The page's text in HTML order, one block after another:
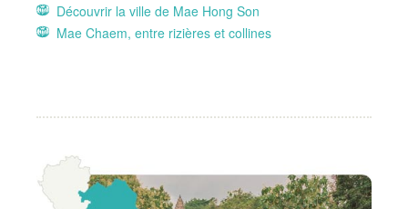
Découvrir la ville de Mae Hong Son
Mae Chaem, entre rizières et collines